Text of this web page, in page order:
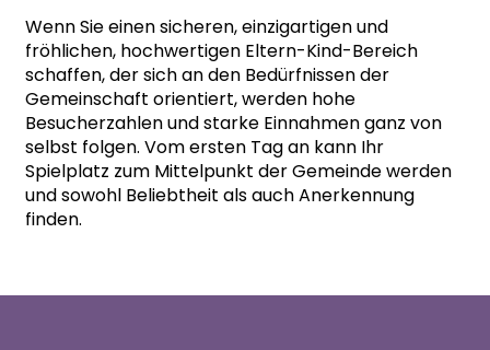
Wenn Sie einen sicheren, einzigartigen und
fröhlichen, hochwertigen Eltern-Kind-Bereich
schaffen, der sich an den Bedürfnissen der
Gemeinschaft orientiert, werden hohe
Besucherzahlen und starke Einnahmen ganz von
selbst folgen. Vom ersten Tag an kann Ihr
Spielplatz zum Mittelpunkt der Gemeinde werden
und sowohl Beliebtheit als auch Anerkennung
finden.